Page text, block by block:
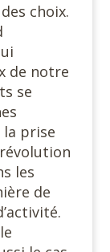
choix.
de notre
se
prise
les
de